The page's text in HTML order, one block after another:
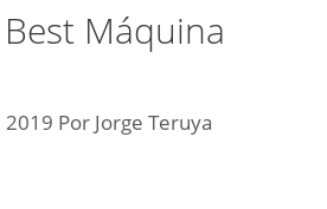
Máquina
2019 Por Jorge Teruya